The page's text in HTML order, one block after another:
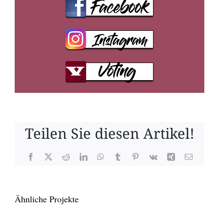
Teilen Sie diesen Artikel!
Facebook
X RedditLinkedInWhatsApp
TumblrPinterest
Vk Xing E-
Ähnliche Projekte